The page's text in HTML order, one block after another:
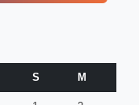
S M